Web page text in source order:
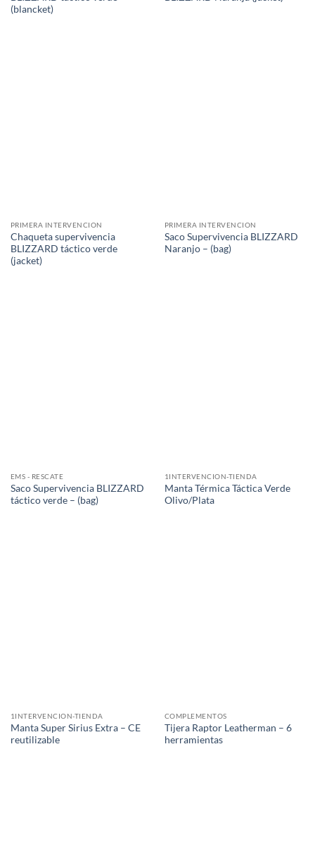
(blancket)
PRIMERA INTERVENCION
Chaqueta supervivencia
BLIZZARD táctico verde
(jacket)
PRIMERA INTERVENCION
Saco Supervivencia BLIZZARD
Naranjo – (bag)
EMS - RESCATE
Saco Supervivencia BLIZZARD
táctico verde – (bag)
1INTERVENCION-TIENDA
Manta Térmica Táctica Verde
Olivo/Plata
1INTERVENCION-TIENDA
Manta Super Sirius Extra – CE
reutilizable
COMPLEMENTOS
Tijera Raptor Leatherman – 6
herramientas